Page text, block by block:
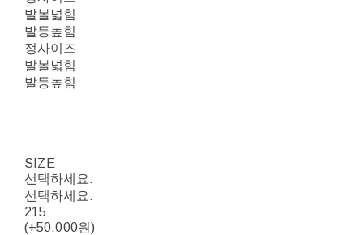
발볼넓힘
발등높힘
정사이즈
발볼넓힘
발등높힘
SIZE
선택하세요.
선택하세요.
215
(+50,000원)